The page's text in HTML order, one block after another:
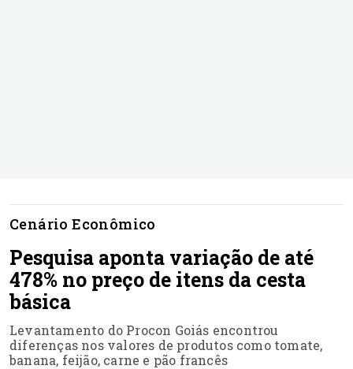
Cenário Econômico
Pesquisa aponta variação de até
478% no preço de itens da cesta
básica
Levantamento do Procon Goiás encontrou
diferenças nos valores de produtos como tomate,
banana, feijão, carne e pão francês